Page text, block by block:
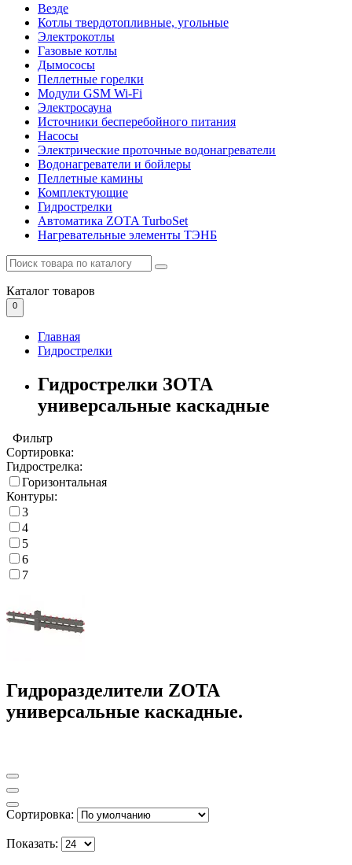
Везде
Котлы твердотопливные, угольные
Электрокотлы
Газовые котлы
Дымососы
Пеллетные горелки
Модули GSM Wi-Fi
Электросауна
Источники бесперебойного питания
Насосы
Электрические проточные водонагреватели
Водонагреватели и бойлеры
Пеллетные камины
Комплектующие
Гидрострелки
Автоматика ZOTA TurboSet
Нагревательные элементы ТЭНБ
Каталог товаров
0
Главная
Гидрострелки
Гидрострелки ЗОТА
универсальные каскадные
Фильтр
Сортировка:
Гидрострелка:
Горизонтальная
Контуры:
3
4
5
6
7
Гидроразделители ZOTA
универсальные каскадные.
Сортировка:
Показать: